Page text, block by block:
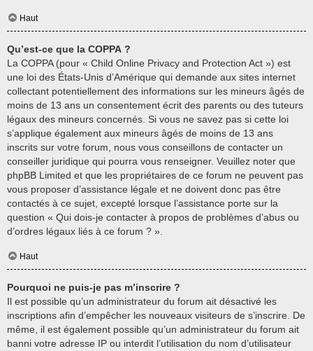
Haut
Qu’est-ce que la COPPA ?
La COPPA (pour « Child Online Privacy and Protection Act ») est
une loi des États-Unis d’Amérique qui demande aux sites internet
collectant potentiellement des informations sur les mineurs âgés de
moins de 13 ans un consentement écrit des parents ou des tuteurs
légaux des mineurs concernés. Si vous ne savez pas si cette loi
s’applique également aux mineurs âgés de moins de 13 ans
inscrits sur votre forum, nous vous conseillons de contacter un
conseiller juridique qui pourra vous renseigner. Veuillez noter que
phpBB Limited et que les propriétaires de ce forum ne peuvent pas
vous proposer d’assistance légale et ne doivent donc pas être
contactés à ce sujet, excepté lorsque l’assistance porte sur la
question « Qui dois-je contacter à propos de problèmes d’abus ou
d’ordres légaux liés à ce forum ? ».
Haut
Pourquoi ne puis-je pas m’inscrire ?
Il est possible qu’un administrateur du forum ait désactivé les
inscriptions afin d’empêcher les nouveaux visiteurs de s’inscrire. De
même, il est également possible qu’un administrateur du forum ait
banni votre adresse IP ou interdit l’utilisation du nom d’utilisateur